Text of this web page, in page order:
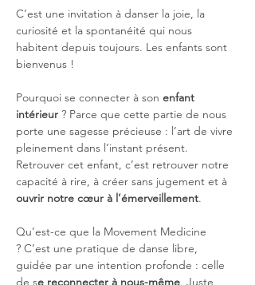
C’est une invitation à danser la joie, la
curiosité et la spontanéité qui nous
habitent depuis toujours. Les enfants sont
bienvenus !
Pourquoi se connecter à son enfant
intérieur ? Parce que cette partie de nous
porte une sagesse précieuse : l’art de vivre
pleinement dans l’instant présent.
Retrouver cet enfant, c’est retrouver notre
capacité à rire, à créer sans jugement et à
ouvrir notre cœur à l’émerveillement.
Qu’est-ce que la Movement Medicine
? C’est une pratique de danse libre,
guidée par une intention profonde : celle
de se reconnecter à nous-même. Juste